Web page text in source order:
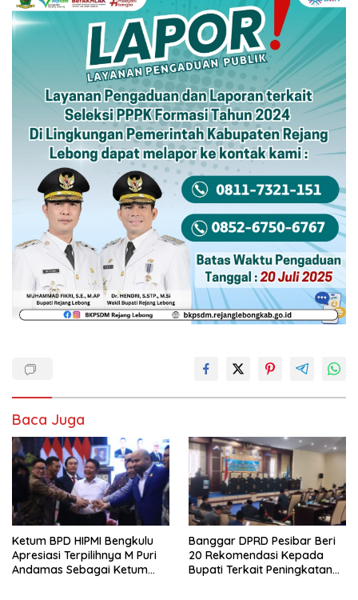
Baca Juga
Ketum BPD HIPMI Bengkulu
Apresiasi Terpilihnya M Puri
Andamas Sebagai Ketum
Banggar DPRD Pesibar Beri
20 Rekomendasi Kepada
Bupati Terkait Peningkatan